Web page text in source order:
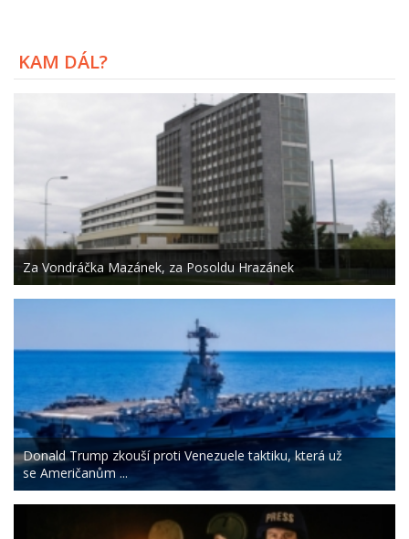
KAM DÁL?
Za Vondráčka Mazánek, za Posoldu Hrazánek
Donald Trump zkouší proti Venezuele taktiku, která už
se Američanům ...